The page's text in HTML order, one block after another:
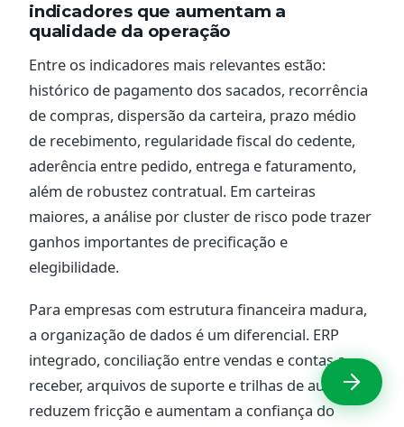
indicadores que aumentam a
qualidade da operação
Entre os indicadores mais relevantes estão:
histórico de pagamento dos sacados, recorrência
de compras, dispersão da carteira, prazo médio
de recebimento, regularidade fiscal do cedente,
aderência entre pedido, entrega e faturamento,
além de robustez contratual. Em carteiras
maiores, a análise por cluster de risco pode trazer
ganhos importantes de precificação e
elegibilidade.
Para empresas com estrutura financeira madura,
a organização de dados é um diferencial. ERP
integrado, conciliação entre vendas e contas a
receber, arquivos de suporte e trilhas de auditoria
reduzem fricção e aumentam a confiança do